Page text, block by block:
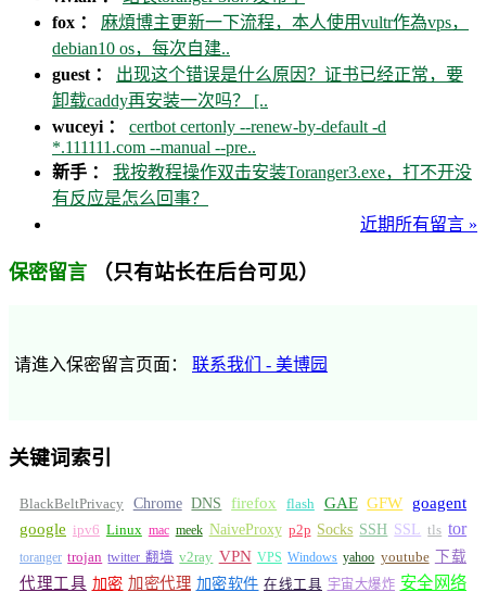
fox ： 麻煩博主更新一下流程，本人使用vultr作為vps，
debian10 os，每次自建..
guest ： 出现这个错误是什么原因？证书已经正常，要
卸载caddy再安装一次吗？ [..
wuceyi ： certbot certonly --renew-by-default -d
*.111111.com --manual --pre..
新手 ： 我按教程操作双击安装Toranger3.exe，打不开没
有反应是怎么回事？
近期所有留言 »
保密留言 （只有站长在后台可见）
请進入保密留言页面： 联系我们 - 美博园
关键词索引
BlackBeltPrivacy Chrome DNS firefox flash GAE GFW
goagent
google ipv6 Linux mac meek NaiveProxy p2p Socks SSH SSL tls tor
toranger trojan twitter 翻墙 v2ray VPN VPS Windows yahoo youtube 下载
代理工具 加密 加密代理 加密软件 在线工具 宇宙大爆炸 安全网络